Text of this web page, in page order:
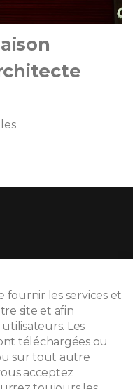
fournir les services et
site et afin
Les
téléchargées ou
sur tout autre
acceptez